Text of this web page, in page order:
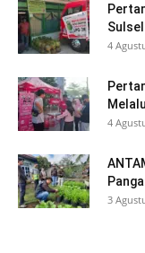
4
4
3